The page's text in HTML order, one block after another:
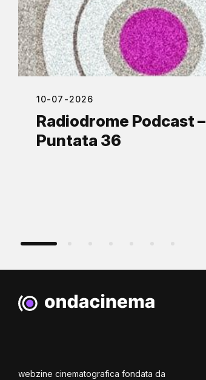
10-07-2026
Radiodrome Podcast –
Puntata 36
webzine cinematografica fondata da